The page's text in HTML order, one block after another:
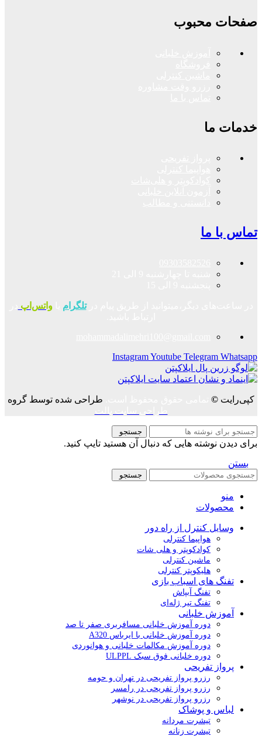
صفحات محبوب
خدمات ما
تماس با ما
در ساعت‌های دیگر،میتوانید از طریق پیام درتلگرام یاواتس‌اپ
InstagramYoutube Telegram Whatsapp
کپی‌رایت ©
طراحی شده توسط گروه
جستجو
برای دیدن نوشته هایی که دنبال آن هستید تایپ کنید.
بستن
جستجو
منو
محصولات
وسایل کنترل از راه دور
هواپیما کنترلی
کوادکوپتر و هلی شات
ماشین کنترلی
هلیکوپتر کنترلی
تفنگ های اسباب بازی
تفنگ آبپاش
تفنگ تیر ژله‌ای
آموزش خلبانی
دوره آموزش خلبانی مسافربری صفر تا صد
دوره آموزش خلبانی با ایرباس A320
دوره آموزش مکالمات خلبانی و هوانوردی
دوره خلبانی فوق سبک ULPPL
پرواز تفریحی
رزرو پرواز تفریحی در تهران و حومه
رزرو پرواز تفریحی در رامسر
رزرو پرواز تفریحی در نوشهر
لباس و پوشاک
تیشرت مردانه
تیشرت زنانه